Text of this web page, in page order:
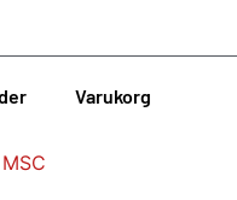
Varukorg